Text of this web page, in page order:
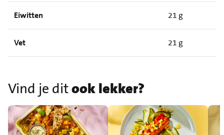
Eiwitten 21 g
Vet 21 g
Vind je ditook lekker?